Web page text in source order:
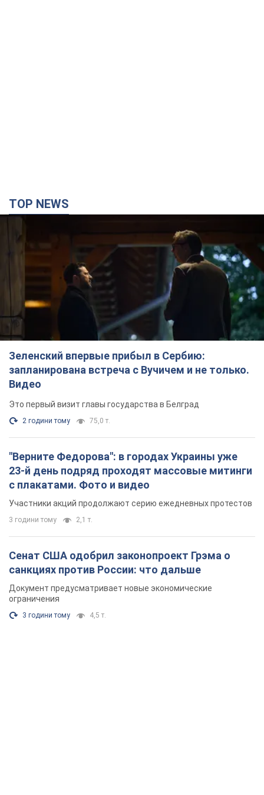
TOP NEWS
Зеленский впервые прибыл в Сербию:
запланирована встреча с Вучичем и не только.
Видео
Это первый визит главы государства в Белград
2 години тому 75,0 т.
"Верните Федорова": в городах Украины уже
23-й день подряд проходят массовые митинги
с плакатами. Фото и видео
Участники акций продолжают серию ежедневных протестов
3 години тому 2,1 т.
Сенат США одобрил законопроект Грэма о
санкциях против России: что дальше
Документ предусматривает новые экономические
ограничения
3 години тому 4,5 т.